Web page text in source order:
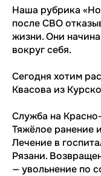
Наша рубрика
после СВО
жизни. Они
вокруг себя.
Сегодня хотим
Квасова из
Служба на
Тяжёлое ранение
Лечение в
Рязани.
— увольнение по